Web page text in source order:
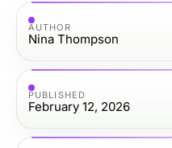
AUTHOR
Nina Thompson
PUBLISHED
February 12, 2026